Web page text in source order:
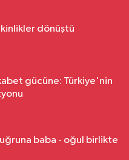
dönüştü
gücüne: Türkiye'nin
baba - oğul birlikte